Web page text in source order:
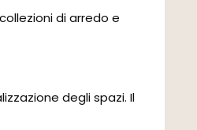
di arredo e
degli spazi. Il